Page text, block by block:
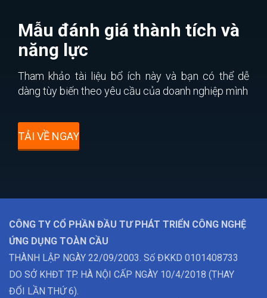
Mẫu đánh giá thành tích và
năng lực
Tham khảo tài liệu bổ ích này và bạn có thể dễ
dàng tùy biến theo yêu cầu của doanh nghiệp mình
TẢI VỀ NGAY
CÔNG TY CỔ PHẦN ĐẦU TƯ PHÁT TRIỂN CÔNG NGHỆ
ỨNG DỤNG TOÀN CẦU
THÀNH LẬP NGÀY 22/09/2003. Số ĐKKD 0101408733
DO SỞ KHĐT TP. HÀ NỘI CẤP NGÀY 10/4/2018 (THAY
ĐỔI LẦN THỨ 6).